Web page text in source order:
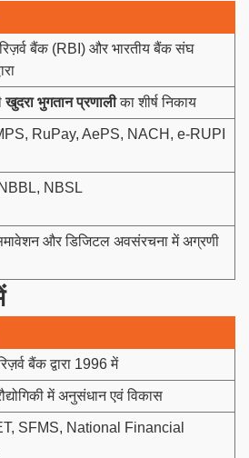
रिज़र्व बैंक (RBI) और भारतीय बैंक संघ
खुदरा भुगतान प्रणालीका शीर्ष निकाय
RuPay, AePS, NACH, e-RUPI
NBSL
समावेशन और डिजिटल अवसंरचना में अग्रणी
बैंक द्वारा 1996 में
में अनुसंधान एवं विकास
SFMS, National Financial